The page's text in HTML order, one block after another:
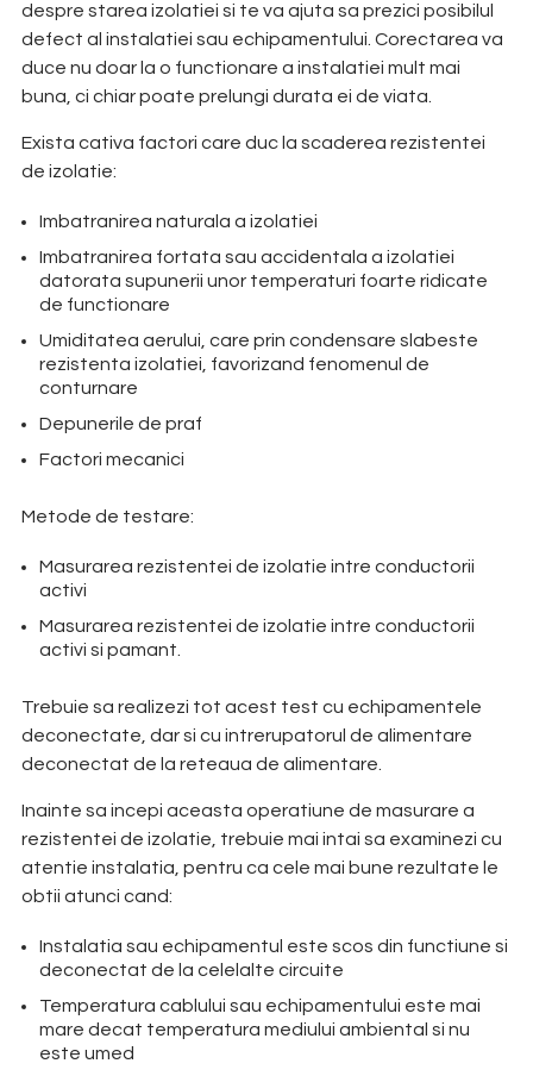
despre starea izolatiei si te va ajuta sa prezici posibilul
defect al instalatiei sau echipamentului. Corectarea va
duce nu doar la o functionare a instalatiei mult mai
buna, ci chiar poate prelungi durata ei de viata.
Exista cativa factori care duc la scaderea rezistentei
de izolatie:
Imbatranirea naturala a izolatiei
Imbatranirea fortata sau accidentala a izolatiei
datorata supunerii unor temperaturi foarte ridicate
de functionare
Umiditatea aerului, care prin condensare slabeste
rezistenta izolatiei, favorizand fenomenul de
conturnare
Depunerile de praf
Factori mecanici
Metode de testare:
Masurarea rezistentei de izolatie intre conductorii
activi
Masurarea rezistentei de izolatie intre conductorii
activi si pamant.
Trebuie sa realizezi tot acest test cu echipamentele
deconectate, dar si cu intrerupatorul de alimentare
deconectat de la reteaua de alimentare.
Inainte sa incepi aceasta operatiune de masurare a
rezistentei de izolatie, trebuie mai intai sa examinezi cu
atentie instalatia, pentru ca cele mai bune rezultate le
obtii atunci cand:
Instalatia sau echipamentul este scos din functiune si
deconectat de la celelalte circuite
Temperatura cablului sau echipamentului este mai
mare decat temperatura mediului ambiental si nu
este umed